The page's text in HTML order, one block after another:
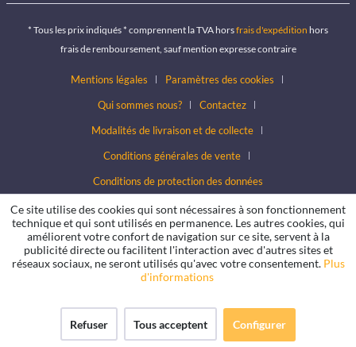
* Tous les prix indiqués * comprennent la TVA horsfrais d'expédition hors
frais de remboursement, sauf mention expresse contraire
Mentions légales
Paramètres des cookies
Qui sommes nous?
Contactez
Modalités de livraison et de collecte
Conditions générales de vente
Conditions de protection des données
Ce site utilise des cookies qui sont nécessaires à son fonctionnement
technique et qui sont utilisés en permanence. Les autres cookies, qui
améliorent votre confort de navigation sur ce site, servent à la
publicité directe ou facilitent l'interaction avec d'autres sites et
réseaux sociaux, ne seront utilisés qu'avec votre consentement. Plus
d'informations
Refuser Tous acceptent Configurer